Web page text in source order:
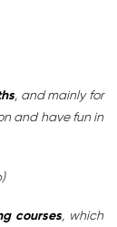
, and mainly for
and have fun in
courses, which